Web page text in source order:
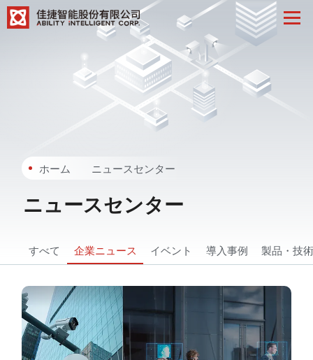
ホーム ニュースセンター
ニュースセンター
すべて 企業ニュース イベント 導入事例 製品・技